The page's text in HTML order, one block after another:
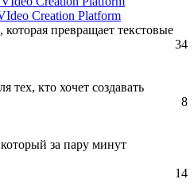
Creation Platform
превращает текстовые
34
тех, кто хочет создавать
8
за пару минут
14